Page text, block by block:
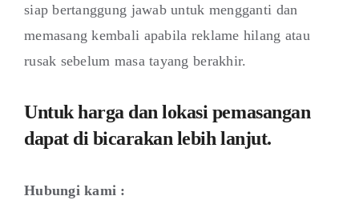
siap bertanggung jawab untuk mengganti dan
memasang kembali apabila reklame hilang atau
rusak sebelum masa tayang berakhir.
Untuk harga dan lokasi pemasangan
dapat di bicarakan lebih lanjut.
Hubungi kami :